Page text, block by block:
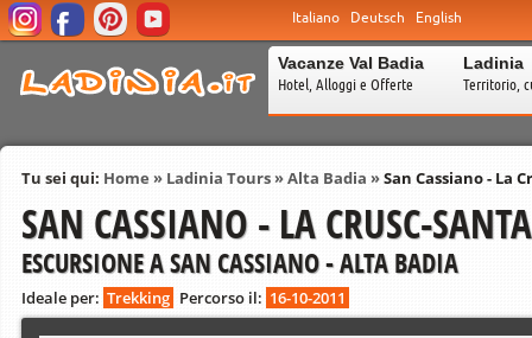
Italiano Deutsch English
Vacanze Val Badia
Hotel, Alloggi e Offerte
Ladinia
Territorio,
Tu sei qui: Home» Ladinia Tours»Alta Badia »San Cassiano - La
SAN CASSIANO - LA CRUSC-
ESCURSIONE A SAN CASSIANO - ALTA BADIA
Ideale per: Trekking Percorso il: 16-10-2011